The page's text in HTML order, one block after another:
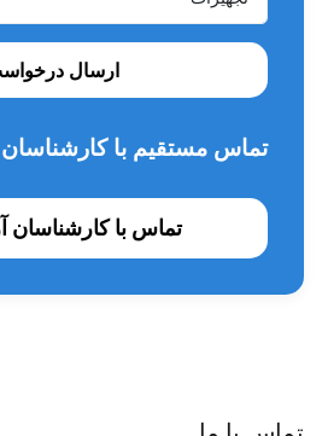
ارسال
تماس مستقیم با کارشناسان
تماس با کارشناسان